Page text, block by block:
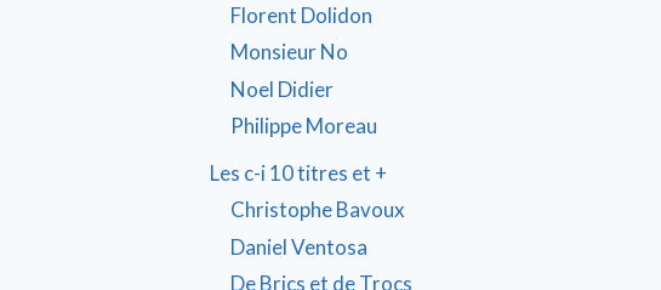
Florent Dolidon
Monsieur No
Noel Didier
Philippe Moreau
Les c-i 10 titres et +
Christophe Bavoux
Daniel Ventosa
De Brics et de Trocs